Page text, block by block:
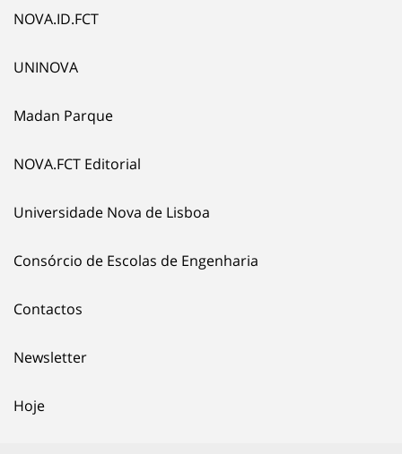
NOVA.ID.FCT
UNINOVA
Madan Parque
NOVA.FCT Editorial
Universidade Nova de Lisboa
Consórcio de Escolas de Engenharia
Contactos
Newsletter
Hoje